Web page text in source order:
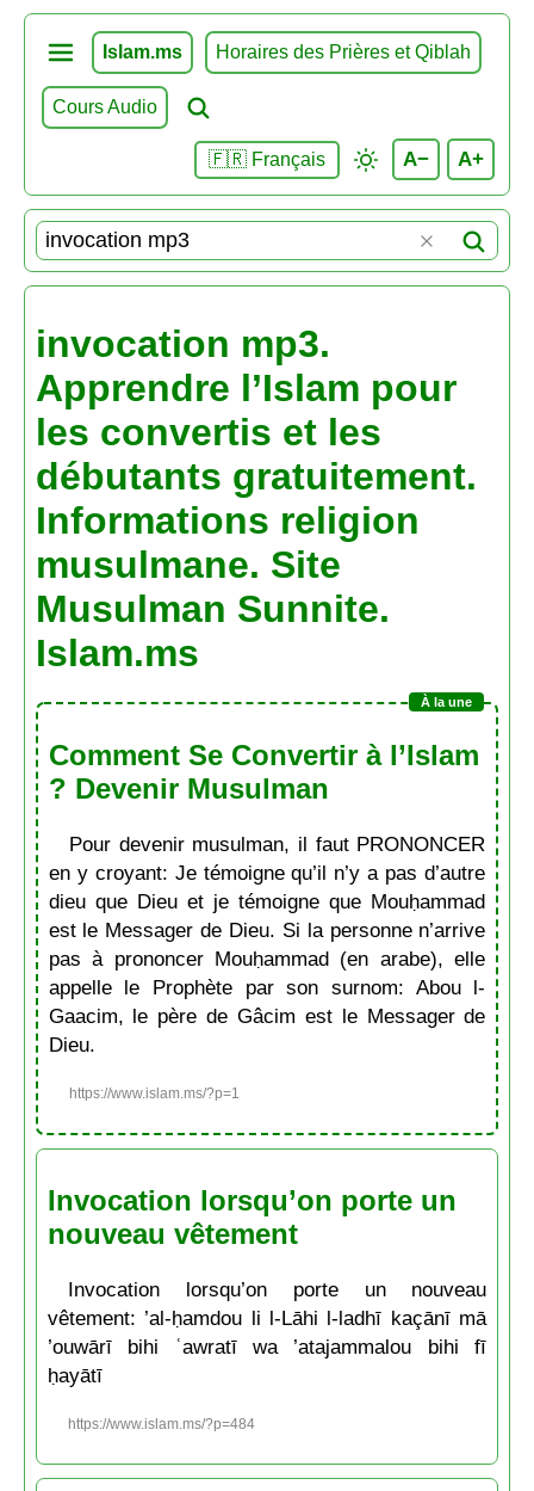
Islam.ms Horaires des Prières et Qiblah
Cours Audio
🇫🇷 Français A− A+
invocation mp3.
Apprendre l’Islam pour
les convertis et les
débutants gratuitement.
Informations religion
musulmane. Site
Musulman Sunnite.
Islam.ms
Comment Se Convertir à l’Islam
? Devenir Musulman
Pour devenir musulman, il faut PRONONCER
en y croyant: Je témoigne qu’il n’y a pas d’autre
dieu que Dieu et je témoigne que Mouḥammad
est le Messager de Dieu. Si la personne n’arrive
pas à prononcer Mouḥammad (en arabe), elle
appelle le Prophète par son surnom: Abou l-
Gaacim, le père de Gâcim est le Messager de
Dieu.
https://www.islam.ms/?p=1
Invocation lorsqu’on porte un
nouveau vêtement
Invocation lorsqu’on porte un nouveau
vêtement: ’al-ḥamdou li l-Lāhi l-ladhī kaçānī mā
’ouwārī bihi ʿawratī wa ’atajammalou bihi fī
ḥayātī
https://www.islam.ms/?p=484